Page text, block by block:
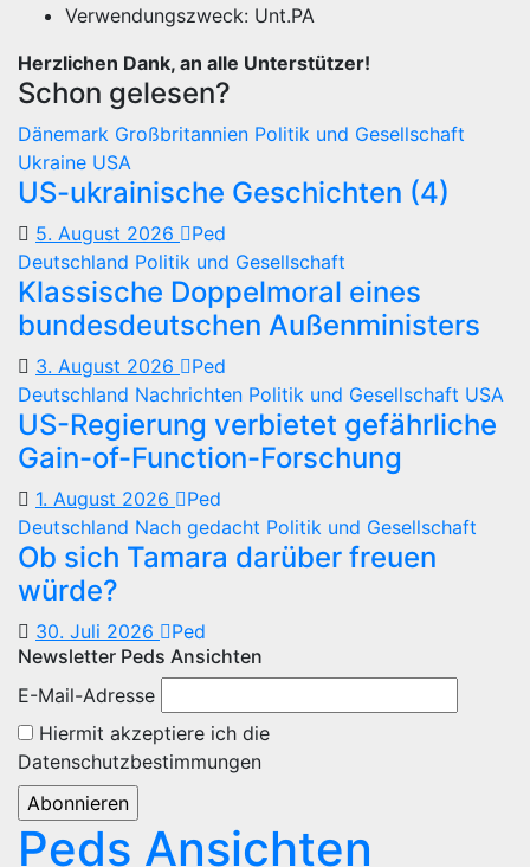
Verwendungszweck: Unt.PA
Herzlichen Dank, an alle Unterstützer!
Schon gelesen?
Dänemark Großbritannien Politik und Gesellschaft
Ukraine USA
US-ukrainische Geschichten (4)
5. August 2026
Ped
Deutschland Politik und Gesellschaft
Klassische Doppelmoral eines
bundesdeutschen Außenministers
3. August 2026
Ped
Deutschland Nachrichten Politik und Gesellschaft USA
US-Regierung verbietet gefährliche
Gain-of-Function-Forschung
1. August 2026
Ped
Deutschland Nach gedacht Politik und Gesellschaft
Ob sich Tamara darüber freuen
würde?
30. Juli 2026
Ped
Newsletter Peds Ansichten
E-Mail-Adresse
Hiermit akzeptiere ich die
Datenschutzbestimmungen
Peds Ansichten